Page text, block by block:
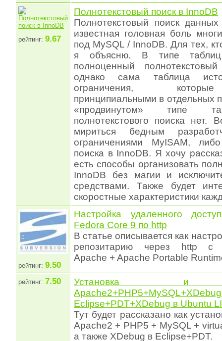
рейтинг: 9.67
Полнотекстовый поиск в InnoDB
Полнотекстовый поиск
известная головная боль
под MySQL / InnoDB. Для тех,
я объясню. В типе
полноценный
однако сама таблица
ограничения,
принципиальными в отдельных
«продвинутом» типе
полнотекстового поиска нет.
мириться бедным
ограничениями MyISAM,
поиска в InnoDB. Я хочу
есть способы организовать
InnoDB без магии и
средствами. Также будет
скоростные характеристики
рейтинг: 9.50
Настройка удаленного
Fedora Core 9 по http
В статье описывается как
репозитарию через http с
Apache + Apache Portable
рейтинг: 7.50
Установка и
Eclipse+PDT+XDebug в Ubuntu
Тут будет рассказано как
Apache2 + PHP5 + MySQL +
а также XDebug в Eclipse+PDT.